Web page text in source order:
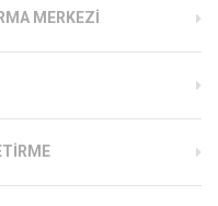
MERKEZI